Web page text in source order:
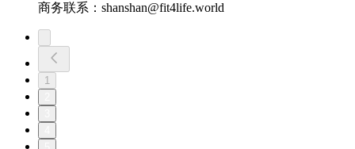
商务联系：shanshan@fit4life.world
1